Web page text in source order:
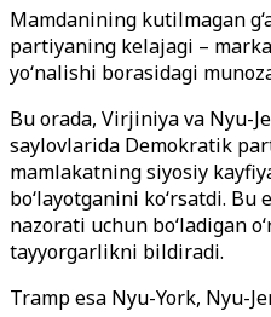
Mamdanining kutilmagan
partiyaning kelajagi –
yo‘nalishi borasidagi
Bu orada, Virjiniya va Nyu-
saylovlarida Demokratik
mamlakatning siyosiy
bo‘layotganini ko‘rsatdi.
nazorati uchun bo‘ladigan
tayyorgarlikni bildiradi.
Tramp esa Nyu-York, Nyu-